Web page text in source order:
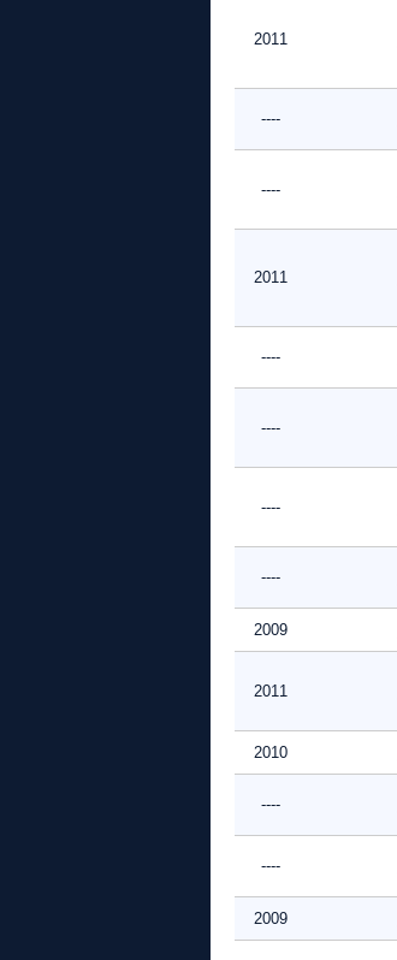
2011
----
----
2011
----
----
----
----
2009
2011
2010
----
----
2009